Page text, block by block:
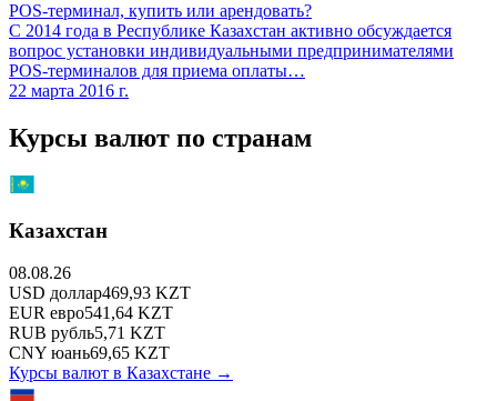
POS-терминал, купить или арендовать?
С 2014 года в Республике Казахстан активно обсуждается
вопрос установки индивидуальными предпринимателями
POS-терминалов для приема оплаты…
22 марта 2016 г.
Курсы валют по странам
Казахстан
08.08.26
USD доллар469,93 KZT
EUR евро541,64 KZT
RUB рубль5,71 KZT
CNY юань69,65 KZT
Курсы валют в Казахстане →